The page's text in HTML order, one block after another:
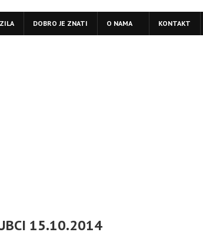
DOBRO JE ZNATI O NAMA KONTAKT
15.10.2014